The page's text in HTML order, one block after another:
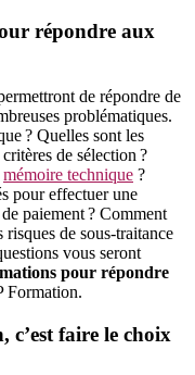
répondre aux
de répondre de
problématiques.
? Quelles sont les
de sélection ?
mémoire technique ?
pour effectuer une
paiement ? Comment
de sous-traitance
vous seront
pour répondre
Formation.
c’est faire le choix